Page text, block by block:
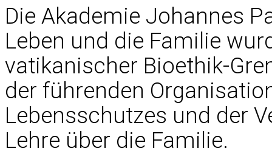
Die Akademie Johannes
Leben und die Familie
vatikanischer Bioethik-
der führenden
Lebensschutzes und der
Lehre über die Familie.